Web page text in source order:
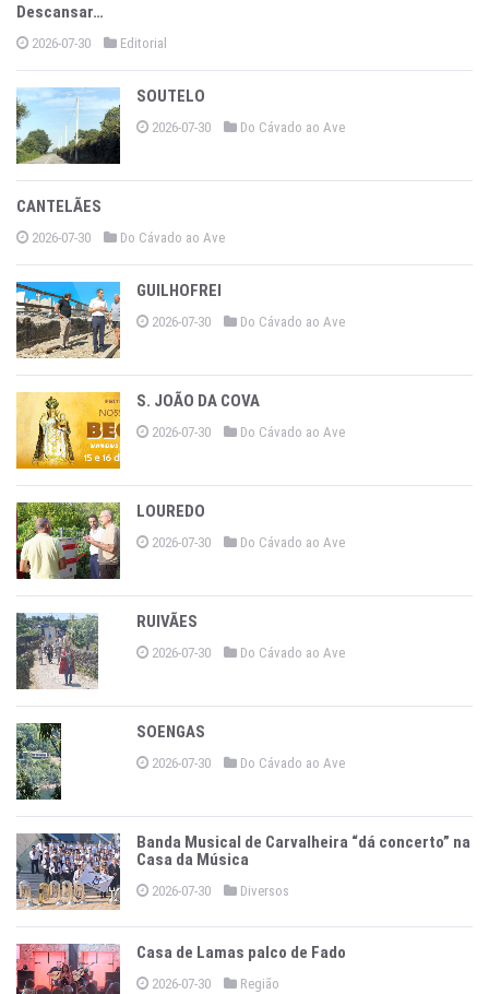
Descansar…
2026-07-30 Editorial
SOUTELO
2026-07-30 Do Cávado ao Ave
CANTELÃES
2026-07-30 Do Cávado ao Ave
GUILHOFREI
2026-07-30 Do Cávado ao Ave
S. JOÃO DA COVA
2026-07-30 Do Cávado ao Ave
LOUREDO
2026-07-30 Do Cávado ao Ave
RUIVÃES
2026-07-30 Do Cávado ao Ave
SOENGAS
2026-07-30 Do Cávado ao Ave
Banda Musical de Carvalheira “dá concerto” na
Casa da Música
2026-07-30 Diversos
Casa de Lamas palco de Fado
2026-07-30 Região